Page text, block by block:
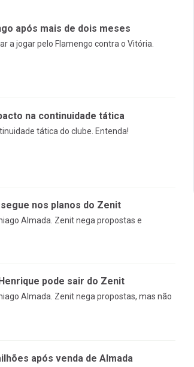
após mais de dois meses
a jogar pelo Flamengo contra o Vitória.
na continuidade tática
tática do clube. Entenda!
nos planos do Zenit
Almada. Zenit nega propostas e
pode sair do Zenit
Almada. Zenit nega propostas, mas não
após venda de Almada